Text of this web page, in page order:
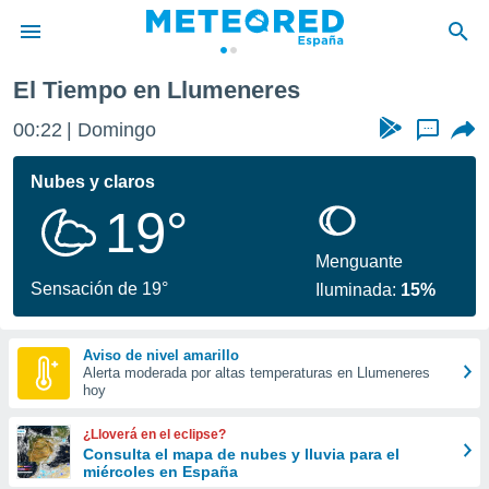
de
por
se
calidad.
a este
las
y
forma
digital
basada
El Tiempo en Llumeneres
00:22 Domingo ...
Nubes y claros
19°
Sensación de 19°
Menguante
Iluminada: 15%
Aviso de nivel amarillo
Alerta moderada por altas temperaturas en Llumeneres
hoy
¿Lloverá en el eclipse?
Consulta el mapa de nubes y lluvia para el
miércoles en España